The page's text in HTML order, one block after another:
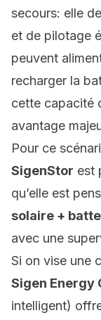
secours: elle
et de pilotage
peuvent
recharger la
cette capacité
avantage
Pour ce
SigenStor est
qu’elle est
solaire +
avec une
Si on vise une
Sigen Energy
intelligent)